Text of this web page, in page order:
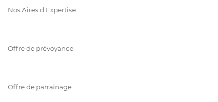
Nos Aires d'Expertise
Offre de prévoyance
Offre de parrainage